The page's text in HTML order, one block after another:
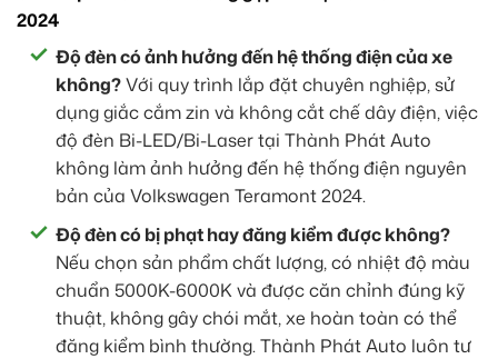
2024
Độ đèn có ảnh hưởng đến hệ thống điện của xe
không?Với quy trình lắp đặt chuyên nghiệp, sử
dụng giắc cắm zin và không cắt chế dây điện, việc
độ đèn Bi-LED/Bi-Laser tại Thành Phát Auto
không làm ảnh hưởng đến hệ thống điện nguyên
bản của Volkswagen Teramont 2024.
Độ đèn có bị phạt hay đăng kiểm được không?
Nếu chọn sản phẩm chất lượng, có nhiệt độ màu
chuẩn 5000K-6000K và được căn chỉnh đúng kỹ
thuật, không gây chói mắt, xe hoàn toàn có thể
đăng kiểm bình thường. Thành Phát Auto luôn tư